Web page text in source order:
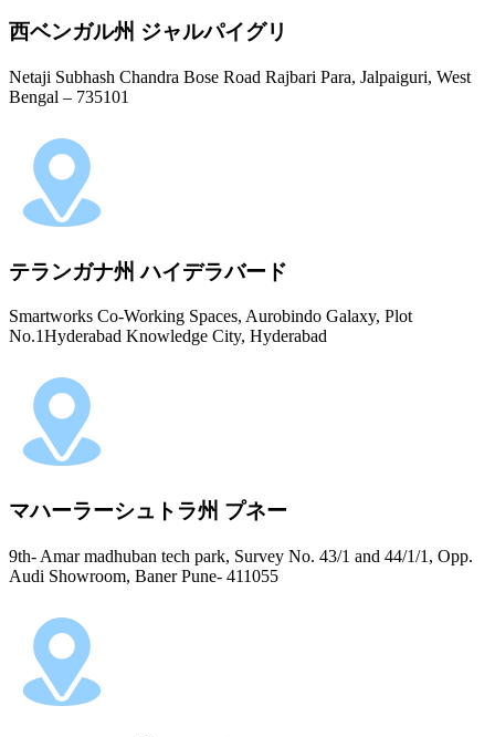
西ベンガル州 ジャルパイグリ
Netaji Subhash Chandra Bose Road Rajbari Para, Jalpaiguri, West
Bengal – 735101
テランガナ州 ハイデラバード
Smartworks Co-Working Spaces, Aurobindo Galaxy, Plot
No.1Hyderabad Knowledge City, Hyderabad
マハーラーシュトラ州 プネー
9th- Amar madhuban tech park, Survey No. 43/1 and 44/1/1, Opp.
Audi Showroom, Baner Pune- 411055